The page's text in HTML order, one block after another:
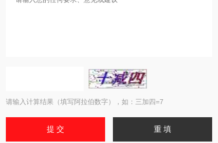
请输入计算结果（填写阿拉伯数字），如：三加四=7